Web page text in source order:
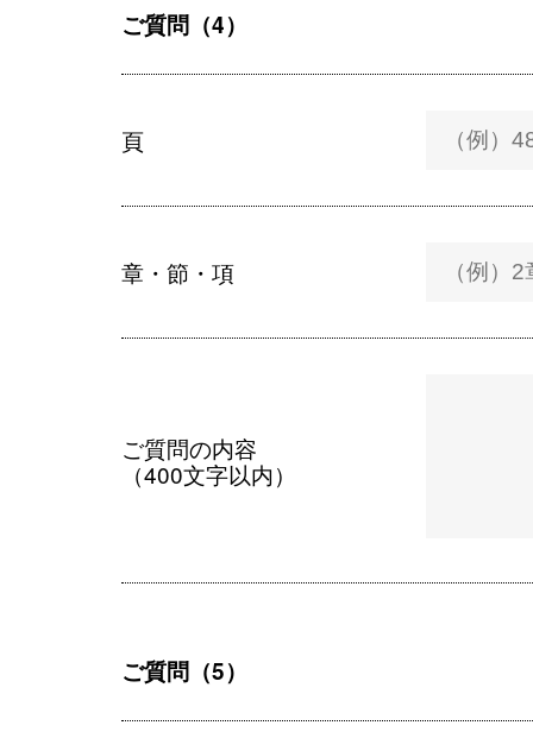
ご質問（4）
頁
章・節・項
ご質問の内容
（400文字以内）
ご質問（5）